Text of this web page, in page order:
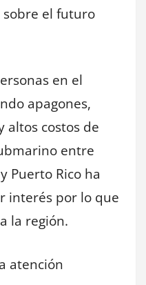
el futuro
en el
apagones,
altos costos de
entre
Puerto Rico ha
interés por lo que
la región.
atención